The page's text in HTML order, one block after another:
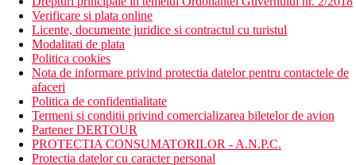
bar
bar langa piscina
lobby bar
3 piscine pentru copii si 3 piscine pentru adulti
(sezlonguri, umbrele si prosoape gratuite)
mini market
Wifi gratuit
Descrierea plajei
plaja cu pietris (sezlonguri, umbrele de soare si prosoape
gratuit)
Verificare si plata online
Licente, documente juridice si contractul cu turistul
Modalitati de plata
Politica cookies
Nota de informare privind protectia datelor pentru contactele de
afaceri
Politica de confidentialitate
Termeni si conditii privind comercializarea biletelor de avion
Partener DERTOUR
PROTECTIA CONSUMATORILOR - A.N.P.C.
Protectia datelor cu caracter personal